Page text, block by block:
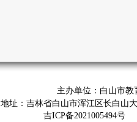
主办单位：白山市
地址：吉林省白山市浑江区长白山
吉ICP备2021005494号